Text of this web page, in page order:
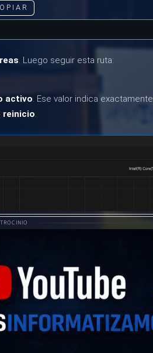
. Luego seguir esta ruta:
activo. Ese valor indica exactamente
reinicio.